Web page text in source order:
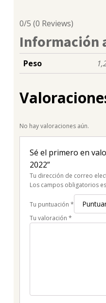
0/5 (0 Reviews)
Información
Peso
No hay valoraciones aún.
Sé el primero en
2022”
Tu dirección de correo
Los campos obligatorios
Tu puntuación *
Tu valoración *